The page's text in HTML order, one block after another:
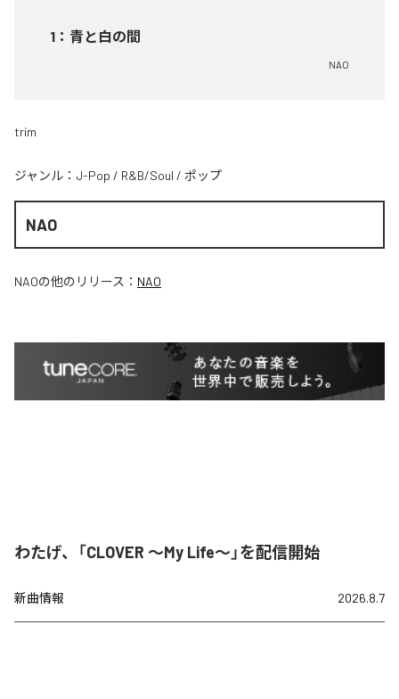
1 ： 青と白の間
NAO
trim
ジャンル： J-Pop / R&B/Soul / ポップ
NAO
NAOの他のリリース： NAO
わたげ、「CLOVER ～My Life～」を配信開始
新曲情報 2026.8.7